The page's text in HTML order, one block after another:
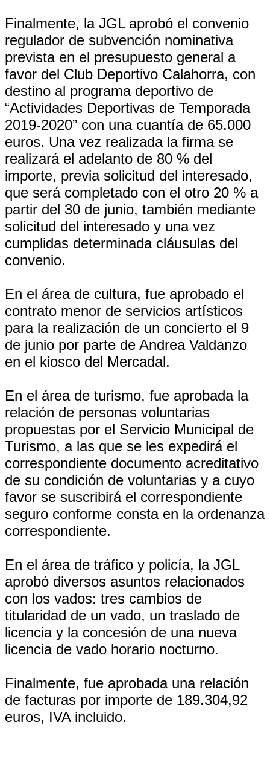
Finalmente, la JGL aprobó el convenio
regulador de subvención nominativa
prevista en el presupuesto general a
favor del Club Deportivo Calahorra, con
destino al programa deportivo de
“Actividades Deportivas de Temporada
2019-2020” con una cuantía de 65.000
euros. Una vez realizada la firma se
realizará el adelanto de 80 % del
importe, previa solicitud del interesado,
que será completado con el otro 20 % a
partir del 30 de junio, también mediante
solicitud del interesado y una vez
cumplidas determinada cláusulas del
convenio.
En el área de cultura, fue aprobado el
contrato menor de servicios artísticos
para la realización de un concierto el 9
de junio por parte de Andrea Valdanzo
en el kiosco del Mercadal.
En el área de turismo, fue aprobada la
relación de personas voluntarias
propuestas por el Servicio Municipal de
Turismo, a las que se les expedirá el
correspondiente documento acreditativo
de su condición de voluntarias y a cuyo
favor se suscribirá el correspondiente
seguro conforme consta en la ordenanza
correspondiente.
En el área de tráfico y policía, la JGL
aprobó diversos asuntos relacionados
con los vados: tres cambios de
titularidad de un vado, un traslado de
licencia y la concesión de una nueva
licencia de vado horario nocturno.
Finalmente, fue aprobada una relación
de facturas por importe de 189.304,92
euros, IVA incluido.